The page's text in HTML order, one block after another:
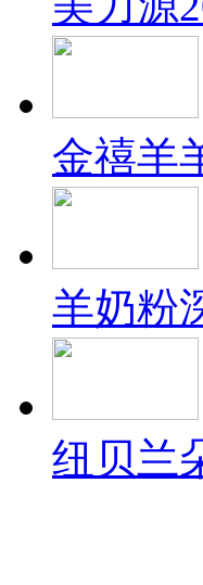
金禧羊
羊奶粉
纽贝兰